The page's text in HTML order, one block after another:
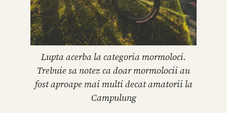
Lupta acerba la categoria mormoloci.
Trebuie sa notez ca doar mormolocii au
fost aproape mai multi decat amatorii la
Campulung